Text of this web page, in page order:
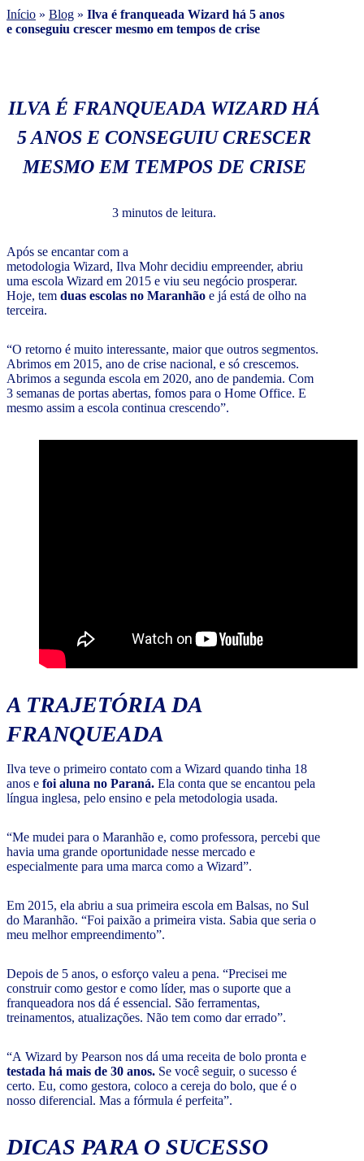
Início » Blog » Ilva é franqueada Wizard há 5 anos
e conseguiu crescer mesmo em tempos de crise
ILVA É FRANQUEADA WIZARD HÁ
5 ANOS E CONSEGUIU CRESCER
MESMO EM TEMPOS DE CRISE
3 minutos de leitura.
Após se encantar com a
metodologia Wizard, Ilva Mohr decidiu empreender, abriu
uma escola Wizard em 2015 e viu seu negócio prosperar.
Hoje, tem duas escolas no Maranhão e já está de olho na
terceira.
“O retorno é muito interessante, maior que outros segmentos.
Abrimos em 2015, ano de crise nacional, e só crescemos.
Abrimos a segunda escola em 2020, ano de pandemia. Com
3 semanas de portas abertas, fomos para o Home Office. E
mesmo assim a escola continua crescendo”.
A TRAJETÓRIA DA
FRANQUEADA
Ilva teve o primeiro contato com a Wizard quando tinha 18
anos e foi aluna no Paraná. Ela conta que se encantou pela
língua inglesa, pelo ensino e pela metodologia usada.
“Me mudei para o Maranhão e, como professora, percebi que
havia uma grande oportunidade nesse mercado e
especialmente para uma marca como a Wizard”.
Em 2015, ela abriu a sua primeira escola em Balsas, no Sul
do Maranhão. “Foi paixão a primeira vista. Sabia que seria o
meu melhor empreendimento”.
Depois de 5 anos, o esforço valeu a pena. “Precisei me
construir como gestor e como líder, mas o suporte que a
franqueadora nos dá é essencial. São ferramentas,
treinamentos, atualizações. Não tem como dar errado”.
“A Wizard by Pearson nos dá uma receita de bolo pronta e
testada há mais de 30 anos. Se você seguir, o sucesso é
certo. Eu, como gestora, coloco a cereja do bolo, que é o
nosso diferencial. Mas a fórmula é perfeita”.
DICAS PARA O SUCESSO